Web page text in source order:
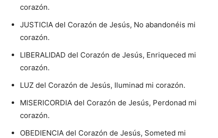
corazón.
JUSTICIA del Corazón de Jesús, No abandonéis mi
corazón.
LIBERALIDAD del Corazón de Jesús, Enriqueced mi
corazón.
LUZ del Corazón de Jesús, Iluminad mi corazón.
MISERICORDIA del Corazón de Jesús, Perdonad mi
corazón.
OBEDIENCIA del Corazón de Jesús, Someted mi